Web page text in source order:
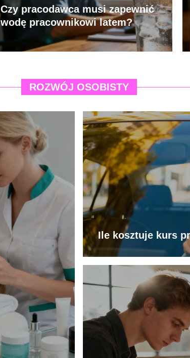
Czy pracodawca musi zapewnić
wodę pracownikowi latem?
ROZWÓJ OSOBISTY
Ile kosztuje kurs